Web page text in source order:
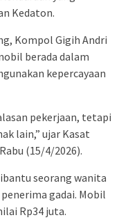
Kedaton.
Kompol Gigih Andri
berada dalam
kepercayaan
pekerjaan, tetapi
lain,” ujar Kasat
(15/4/2026).
seorang wanita
gadai. Mobil
Rp34 juta.